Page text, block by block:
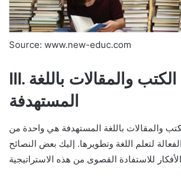
Source: www.new-educ.com
III. قراءة الكتب والمقالات باللغة
المستهدفة
والمقالات باللغة المستهدفة هي واحدة من
لتعلم اللغة وتطويرها. إليك بعض النصائح